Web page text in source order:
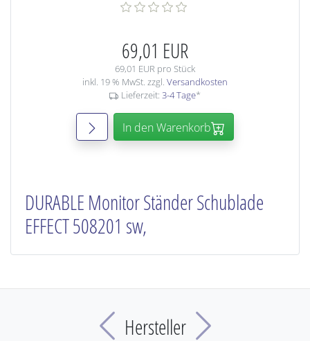
69,01 EUR
69,01 EUR pro Stück
inkl. 19 % MwSt. zzgl. Versandkosten
Lieferzeit: 3-4 Tage*
In den Warenkorb
DURABLE Monitor Ständer Schublade
EFFECT 508201 sw,
Previous
Hersteller